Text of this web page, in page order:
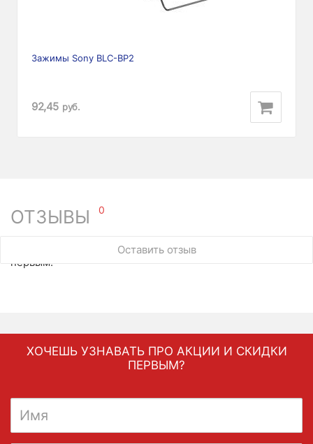
Зажимы Sony BLC-BP2
92,45 руб.
ОТЗЫВЫ 0
Оставить отзыв
У этого товара нет ни одного отзыва. Вы можете стать
первым.
ХОЧЕШЬ УЗНАВАТЬ ПРО АКЦИИ И СКИДКИ
ПЕРВЫМ?